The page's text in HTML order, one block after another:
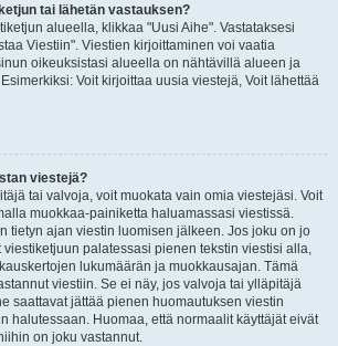
tai lähetän vastauksen?
alueella, klikkaa "Uusi Aihe". Vastataksesi
Viestiin". Viestien kirjoittaminen voi vaatia
oikeuksistasi alueella on nähtävillä alueen ja
Voit kirjoittaa uusia viestejä, Voit lähettää
viestejä?
tai valvoja, voit muokata vain omia viestejäsi. Voit
muokkaa-painiketta haluamassasi viestissä.
tietyn ajan viestin luomisen jälkeen. Jos joku on jo
palatessasi pienen tekstin viestisi alla,
lukumäärän ja muokkausajan. Tämä
viestiin. Se ei näy, jos valvoja tai ylläpitäjä
saattavat jättää pienen huomautuksen viestin
halutessaan. Huomaa, että normaalit käyttäjät eivät
on joku vastannut.